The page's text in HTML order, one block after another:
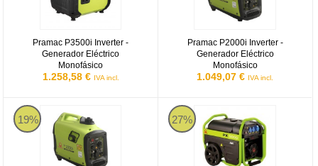
Pramac P3500i Inverter -
Generador Eléctrico
Monofásico
1.258,58 € IVA incl.
Pramac P2000i Inverter -
Generador Eléctrico
Monofásico
1.049,07 € IVA incl.
19%
Pramac P2200i Inverter - Generador Eléctrico Monofásico
27%
Pramac PX5000 - Generador